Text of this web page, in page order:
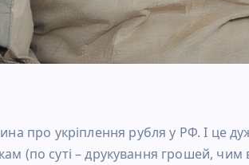
про укріплення рубля у РФ. І це
(по суті – друкування грошей,